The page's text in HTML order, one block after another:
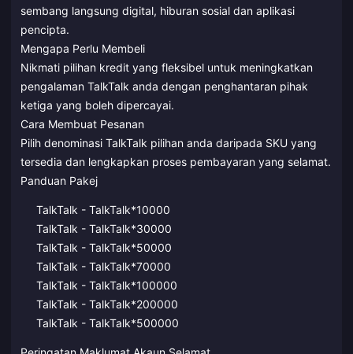
sembang langsung digital, hiburan sosial dan aplikasi
pencipta.
Mengapa Perlu Membeli
Nikmati pilihan kredit yang fleksibel untuk meningkatkan
pengalaman TalkTalk anda dengan penghantaran pihak
ketiga yang boleh dipercayai.
Cara Membuat Pesanan
Pilih denominasi TalkTalk pilihan anda daripada SKU yang
tersedia dan lengkapkan proses pembayaran yang selamat.
Panduan Pakej
TalkTalk - TalkTalk*10000
TalkTalk - TalkTalk*30000
TalkTalk - TalkTalk*50000
TalkTalk - TalkTalk*70000
TalkTalk - TalkTalk*100000
TalkTalk - TalkTalk*200000
TalkTalk - TalkTalk*500000